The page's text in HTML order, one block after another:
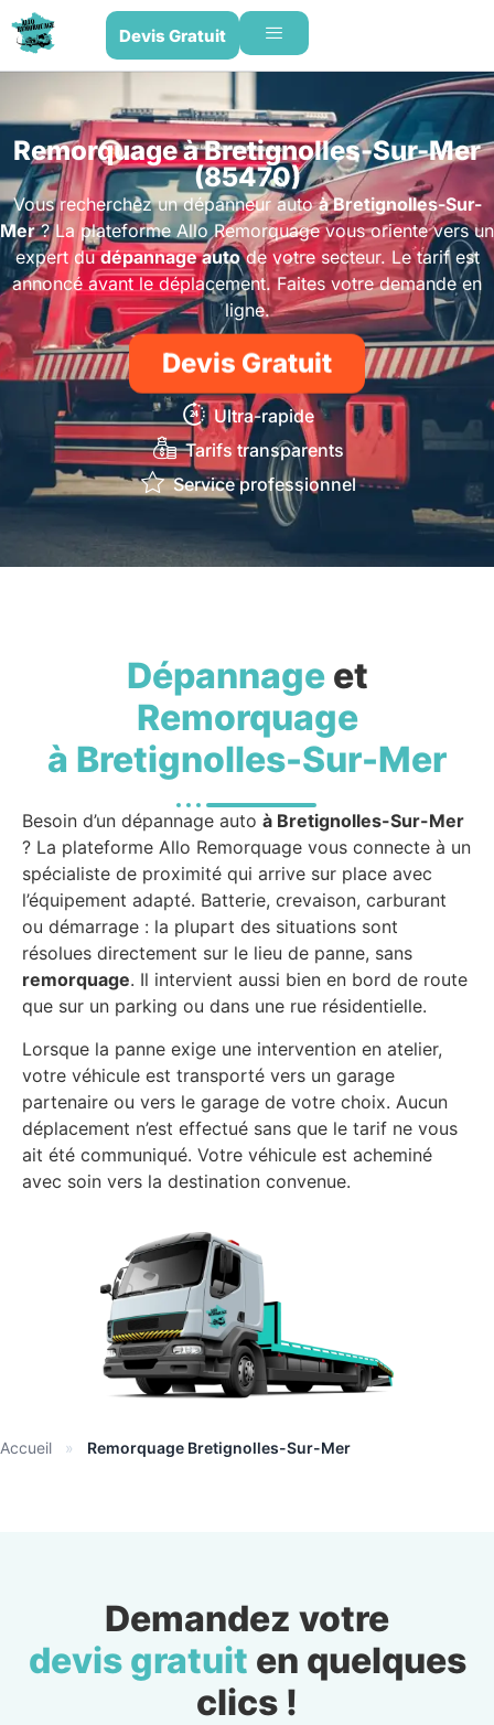
Devis Gratuit
Remorquage à Bretignolles-Sur-Mer
(85470)
Vous recherchez un dépanneur autoà Bretignolles-Sur-
Mer? La plateforme Allo Remorquage vous oriente vers un
expert dudépannage autode votre secteur. Le tarif est
annoncé avant le déplacement. Faites votre demande en
ligne.
Devis Gratuit
Ultra-rapide
Tarifs transparents
Service professionnel
Dépannageet
Remorquage
à Bretignolles-Sur-Mer
Besoin d’un dépannage auto à Bretignolles-Sur-Mer
? La plateforme Allo Remorquage vous connecte à un
spécialiste de proximité qui arrive sur place avec
l’équipement adapté. Batterie, crevaison, carburant
ou démarrage : la plupart des situations sont
résolues directement sur le lieu de panne, sans
remorquage. Il intervient aussi bien en bord de route
que sur un parking ou dans une rue résidentielle.
Lorsque la panne exige une intervention en atelier,
votre véhicule est transporté vers un garage
partenaire ou vers le garage de votre choix. Aucun
déplacement n’est effectué sans que le tarif ne vous
ait été communiqué. Votre véhicule est acheminé
avec soin vers la destination convenue.
Accueil » Remorquage Bretignolles-Sur-Mer
Demandez votre
devis gratuit en quelques
clics !